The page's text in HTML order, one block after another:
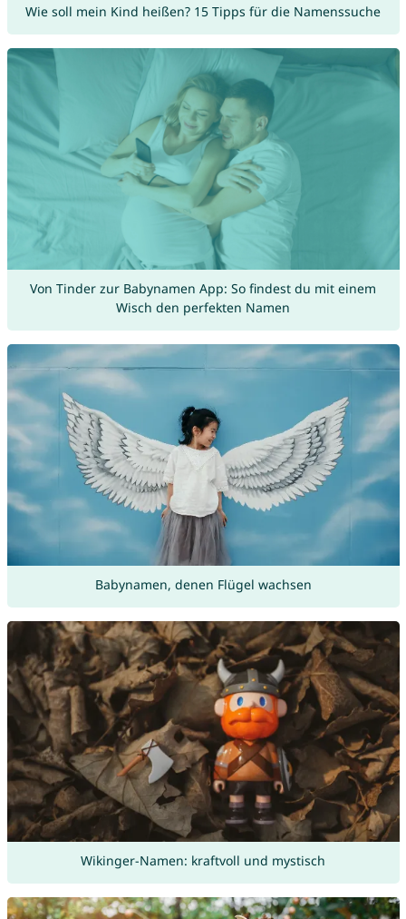
Wie soll mein Kind heißen? 15 Tipps für die Namenssuche
Von Tinder zur Babynamen App: So findest du mit einem
Wisch den perfekten Namen
Babynamen, denen Flügel wachsen
Wikinger-Namen: kraftvoll und mystisch